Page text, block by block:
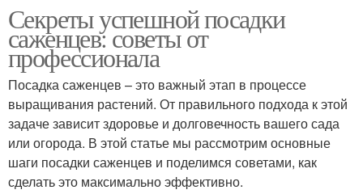
Секреты успешной посадки
саженцев: советы от
профессионала
Посадка саженцев – это важный этап в процессе
выращивания растений. От правильного подхода к этой
задаче зависит здоровье и долговечность вашего сада
или огорода. В этой статье мы рассмотрим основные
шаги посадки саженцев и поделимся советами, как
сделать это максимально эффективно.